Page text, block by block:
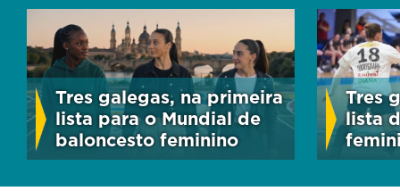
Tres galegas, na primeira
lista para o Mundial de
baloncesto feminino
Tres
lista